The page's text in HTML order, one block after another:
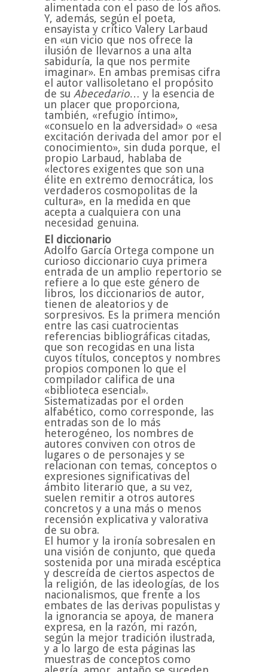
alimentada con el paso de los años.
Y, además, según el poeta,
ensayista y crítico Valery Larbaud
en «un vicio que nos ofrece la
ilusión de llevarnos a una alta
sabiduría, la que nos permite
imaginar». En ambas premisas cifra
el autor vallisoletano el propósito
de su Abecedario… y la esencia de
un placer que proporciona,
también, «refugio íntimo»,
«consuelo en la adversidad» o «esa
excitación derivada del amor por el
conocimiento», sin duda porque, el
propio Larbaud, hablaba de
«lectores exigentes que son una
élite en extremo democrática, los
verdaderos cosmopolitas de la
cultura», en la medida en que
acepta a cualquiera con una
necesidad genuina.
El diccionario
Adolfo García Ortega compone un
curioso diccionario cuya primera
entrada de un amplio repertorio se
refiere a lo que este género de
libros, los diccionarios de autor,
tienen de aleatorios y de
sorpresivos. Es la primera mención
entre las casi cuatrocientas
referencias bibliográficas citadas,
que son recogidas en una lista
cuyos títulos, conceptos y nombres
propios componen lo que el
compilador califica de una
«biblioteca esencial».
Sistematizadas por el orden
alfabético, como corresponde, las
entradas son de lo más
heterogéneo, los nombres de
autores conviven con otros de
lugares o de personajes y se
relacionan con temas, conceptos o
expresiones significativas del
ámbito literario que, a su vez,
suelen remitir a otros autores
concretos y a una más o menos
recensión explicativa y valorativa
de su obra.
El humor y la ironía sobresalen en
una visión de conjunto, que queda
sostenida por una mirada escéptica
y descreída de ciertos aspectos de
la religión, de las ideologías, de los
nacionalismos, que frente a los
embates de las derivas populistas y
la ignorancia se apoya, de manera
expresa, en la razón, mi razón,
según la mejor tradición ilustrada,
y a lo largo de esta páginas las
muestras de conceptos como